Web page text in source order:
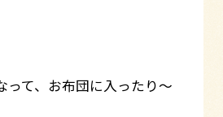
って、お布団に入ったり～